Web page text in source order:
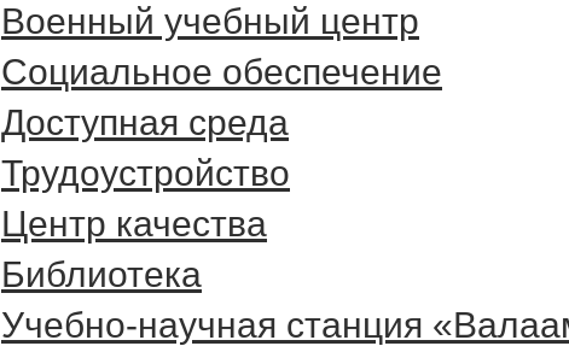
Военный учебный центр
Социальное обеспечение
Доступная среда
Трудоустройство
Центр качества
Библиотека
Учебно-научная станция